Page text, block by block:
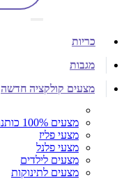
כריות
מגבות
מצעים קולקציה חדשה
מצעים 100% כותנה
מצעי פליז
מצעי פלנל
מצעים לילדים
מצעים לתינוקות